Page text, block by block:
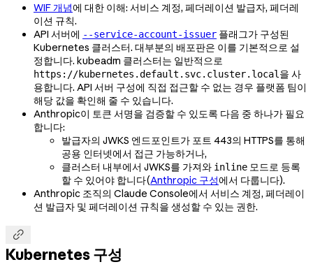
WIF 개념에 대한 이해: 서비스 계정, 페더레이션 발급자, 페더레
이션 규칙.
API 서버에 --service-account-issuer 플래그가 구성된
Kubernetes 클러스터. 대부분의 배포판은 이를 기본적으로 설
정합니다. kubeadm 클러스터는 일반적으로
https://kubernetes.default.svc.cluster.local 을 사
용합니다. API 서버 구성에 직접 접근할 수 없는 경우 플랫폼 팀이
해당 값을 확인해 줄 수 있습니다.
Anthropic이 토큰 서명을 검증할 수 있도록 다음 중 하나가 필요
합니다:
발급자의 JWKS 엔드포인트가 포트 443의 HTTPS를 통해
공용 인터넷에서 접근 가능하거나,
클러스터 내부에서 JWKS를 가져와 inline 모드로 등록
할 수 있어야 합니다(Anthropic 구성에서 다룹니다).
Anthropic 조직의 Claude Console에서 서비스 계정, 페더레이
션 발급자 및 페더레이션 규칙을 생성할 수 있는 권한.

Kubernetes 구성